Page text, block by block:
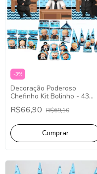
-3%
Decoração Poderoso
Chefinho Kit Bolinho - 43
Itens
R$66,90 R$69,10